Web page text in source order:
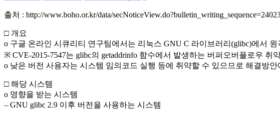
출처 : http://www.boho.or.kr/data/
□ 개요
o 구글 온라인 시큐리티 연구팀에서는 리눅스 GNU C 라이브러리(glibc)에서
※ CVE-2015-7547는 glibc의 getaddrinfo 함수에서 발생하는 버퍼오버플로우 취
o 낮은 버전 사용자는 시스템 임의코드 실행 등에 취약할 수 있으므로 해결방
□ 해당 시스템
o 영향을 받는 시스템
– GNU glibc 2.9 이후 버전을 사용하는 시스템